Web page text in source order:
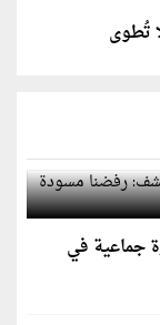
تُطوى
يكشف: رفضنا
جماعية في